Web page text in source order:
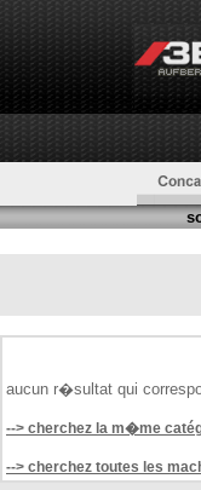
aucun r�sultat qui
--> cherchez la m�me
--> cherchez toutes les